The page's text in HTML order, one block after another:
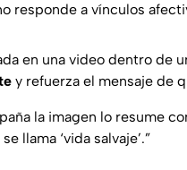
responde a vínculos
en una video dentro de
y refuerza el mensaje de
la imagen lo resume
llama ‘vida salvaje’.”